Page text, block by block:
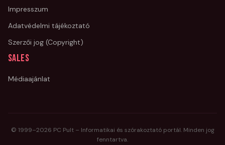
Impresszum
Adatvédelmi tájékoztató
Szerzői jog (Copyright)
Sales
Médiaajánlat
© 1999–2026 PC Pult – Informatikai és szórakoztató portál. Minden jog
fenntartva.